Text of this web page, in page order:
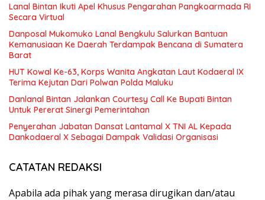
Lanal Bintan Ikuti Apel Khusus Pengarahan Pangkoarmada RI
Secara Virtual
Danposal Mukomuko Lanal Bengkulu Salurkan Bantuan
Kemanusiaan Ke Daerah Terdampak Bencana di Sumatera
Barat
HUT Kowal Ke-63, Korps Wanita Angkatan Laut Kodaeral IX
Terima Kejutan Dari Polwan Polda Maluku
Danlanal Bintan Jalankan Courtesy Call Ke Bupati Bintan
Untuk Pererat Sinergi Pemerintahan
Penyerahan Jabatan Dansat Lantamal X TNI AL Kepada
Dankodaeral X Sebagai Dampak Validasi Organisasi
CATATAN REDAKSI
Apabila ada pihak yang merasa dirugikan dan/atau